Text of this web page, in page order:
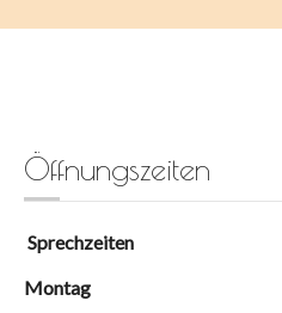
Öffnungszeiten
Sprechzeiten
Montag